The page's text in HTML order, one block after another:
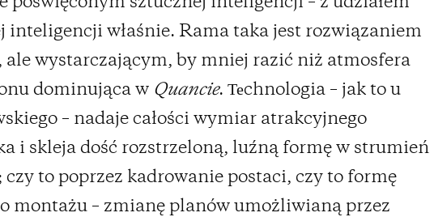
poświęconym sztucznej inteligencji – z udziałem
inteligencji właśnie. Rama taka jest rozwiązaniem
ale wystarczającym, by mniej razić niż atmosfera
dominująca w Quancie. Теchnologia – jak to u
– nadaje całości wymiar atrakcyjnego
i skleja dość rozstrzeloną, luźną formę w strumień
czy to poprzez kadrowanie postaci, czy to formę
montażu – zmianę planów umożliwianą przez